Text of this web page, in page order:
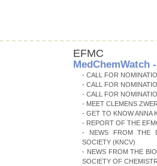
EFMC
MedChemWatch
- CALL FOR
- CALL FOR
- CALL FOR
- MEET CLEMENS
- GET TO KNOW ANNA
- REPORT OF THE
- NEWS FROM THE
SOCIETY (KNCV)
- NEWS FROM THE
SOCIETY OF